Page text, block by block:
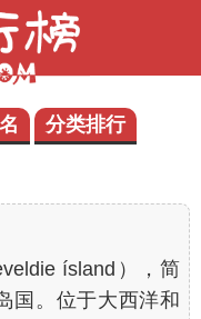
分类排行
ísland），简
国。位于大西洋和